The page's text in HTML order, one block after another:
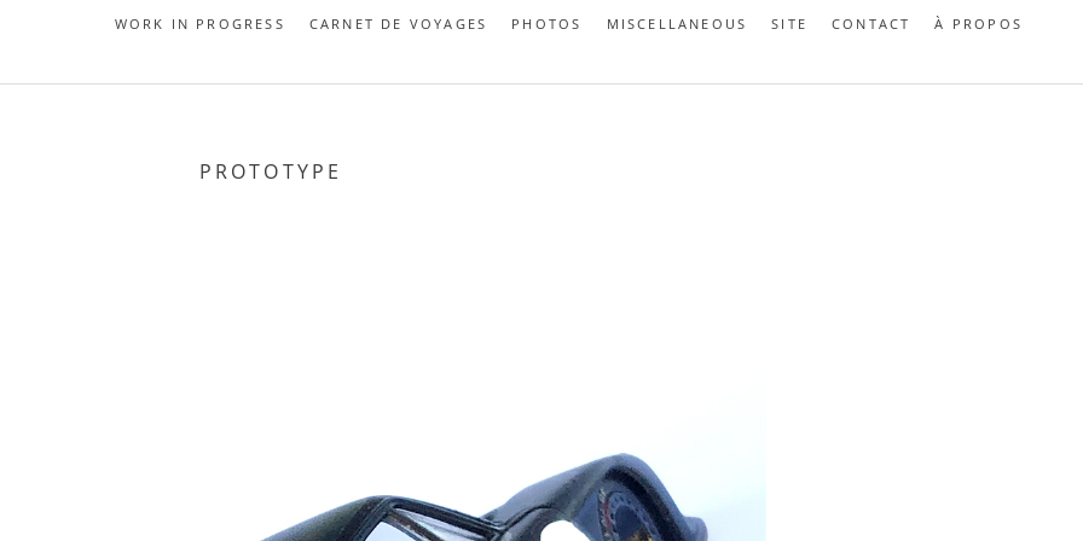
WORK IN PROGRESS CARNET DE VOYAGES PHOTOS MISCELLANEOUS SITE CONTACT À PROPOS
PROTOTYPE